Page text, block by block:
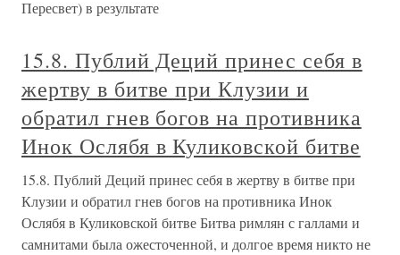
Пересвет) в результате
15.8. Публий Деций принес себя в
жертву в битве при Клузии и
обратил гнев богов на противника
Инок Ослябя в Куликовской битве
15.8. Публий Деций принес себя в жертву в битве при
Клузии и обратил гнев богов на противника Инок
Ослябя в Куликовской битве Битва римлян с галлами и
самнитами была ожесточенной, и долгое время никто не